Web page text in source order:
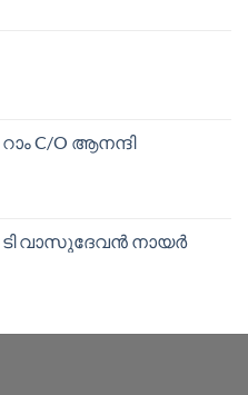
റാം C/O ആനന്ദി
ടി വാസുദേവന്‍ നായര്‍